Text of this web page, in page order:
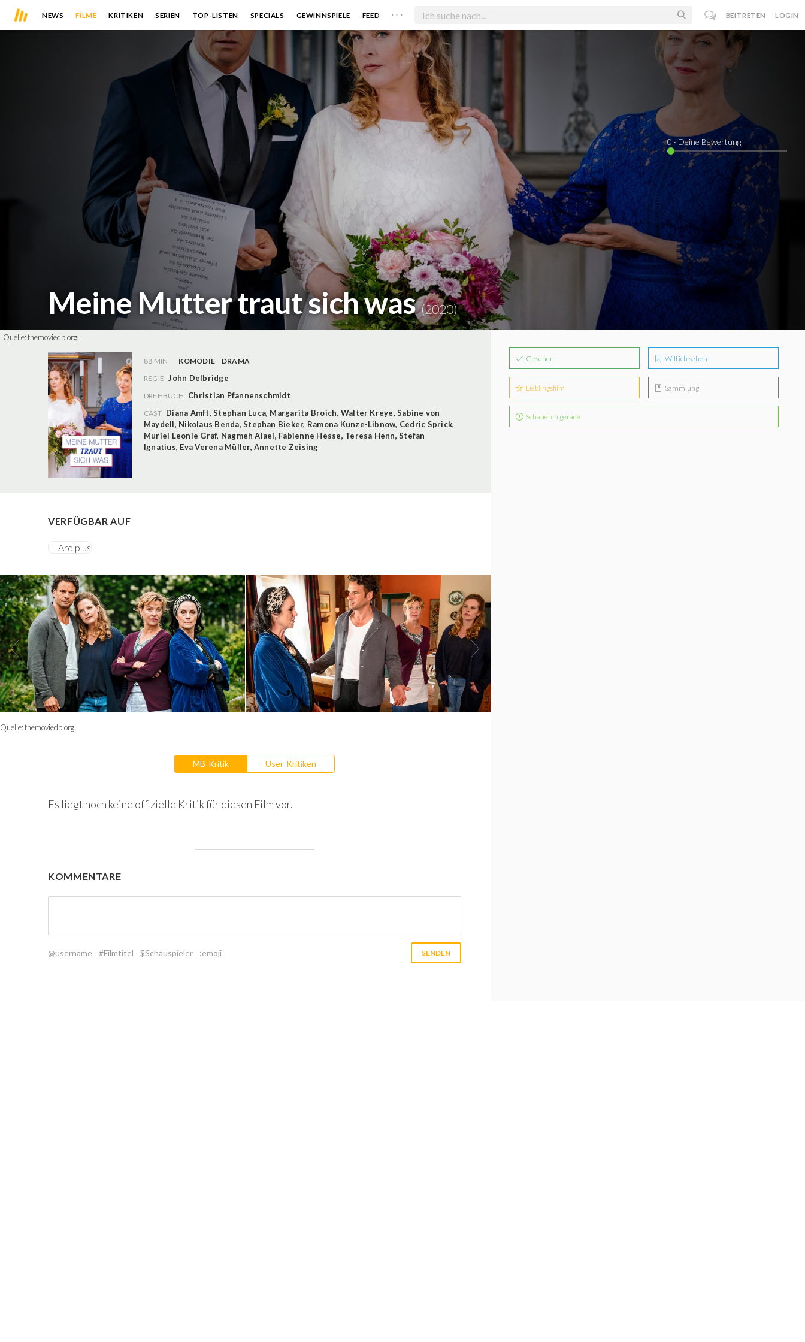
NEWS FILME KRITIKEN SERIEN TOP-LISTEN SPECIALS GEWINNSPIELE FEED . . . BEITRETEN LOGIN
Meine Mutter traut sich was(2020)
0 · Deine Bewertung
Quelle:themoviedb.org
88 MIN KOMÖDIE
DRAMA
REGIE John Delbridge
DREHBUCH Christian Pfannenschmidt
CAST Diana Amft,Stephan Luca, Margarita Broich, Walter Kreye,Sabine von
Maydell, Nikolaus Benda,Stephan Bieker, Ramona Kunze-Libnow, Cedric Sprick,
Muriel Leonie Graf, Nagmeh Alaei, Fabienne Hesse, Teresa Henn,Stefan
Ignatius, Eva Verena Müller, Annette Zeising
VERFÜGBAR AUF
Quelle:themoviedb.org
MB-Kritik User-Kritiken
Es liegt noch keine offizielle Kritik für diesen Film vor.
KOMMENTARE
@username #Filmtitel $Schauspieler :emoji
Gesehen Will ich sehen
Lieblingsfilm Sammlung
Schaue ich gerade